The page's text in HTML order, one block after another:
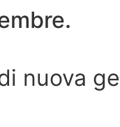
nuova